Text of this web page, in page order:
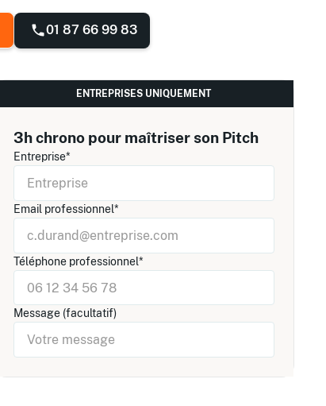
01 87 66 99 83
ENTREPRISES UNIQUEMENT
3h chrono pour maîtriser son Pitch
Entreprise*
Email professionnel*
Téléphone professionnel*
Message (facultatif)